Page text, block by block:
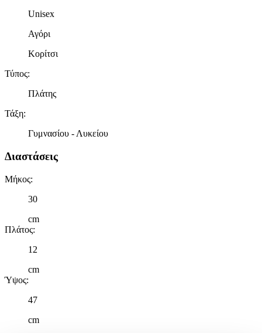
Unisex
Αγόρι
Κορίτσι
Τύπος:
Πλάτης
Τάξη:
Γυμνασίου - Λυκείου
Διαστάσεις
Μήκος:
30
cm
Πλάτος:
12
cm
Ύψος:
47
cm